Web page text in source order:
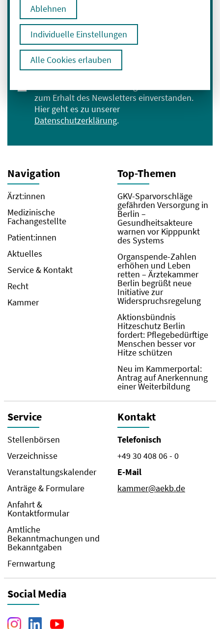
Ablehnen
Individuelle Einstellungen
Alle Cookies erlauben
Melden Sie sich für unseren Newsletter an:
E-Mail-Adresse eingeben
zum Erhalt des Newsletters einverstanden.
Hier geht es zu unserer
Datenschutzerklärung.
Anmelden
Navigation
Ärzt:innen
Medizinische
Fachangestellte
Patient:innen
Aktuelles
Service & Kontakt
Recht
Kammer
Top-Themen
GKV-Sparvorschläge
gefährden Versorgung in
Berlin –
Gesundheitsakteure
warnen vor Kipppunkt
des Systems
Organspende-Zahlen
erhöhen und Leben
retten – Ärztekammer
Berlin begrüßt neue
Initiative zur
Widerspruchsregelung
Aktionsbündnis
Hitzeschutz Berlin
fordert: Pflegebedürftige
Menschen besser vor
Hitze schützen
Neu im Kammerportal:
Antrag auf Anerkennung
einer Weiterbildung
Service
Stellenbörsen
Verzeichnisse
Veranstaltungskalender
Anträge & Formulare
Anfahrt &
Kontaktformular
Amtliche
Bekanntmachungen und
Bekanntgaben
Fernwartung
Kontakt
Telefonisch
+49 30 408 06 - 0
E-Mail
kammer@aekb.de
Social Media